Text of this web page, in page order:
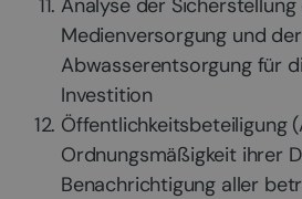
Analyse der Sicherstellung
Medienversorgung und der
Abwasserentsorgung für
Investition
Öffentlichkeitsbeteiligung
Ordnungsmäßigkeit ihrer
Benachrichtigung aller